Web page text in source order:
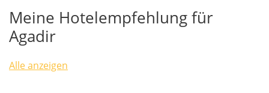
Meine Hotelempfehlung für
Agadir
Alle anzeigen